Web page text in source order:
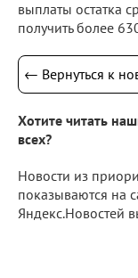
выплаты остатка
получить более
← Вернуться к
Хотите читать
всех?
Новости из
показываются на
Яндекс.Новостей